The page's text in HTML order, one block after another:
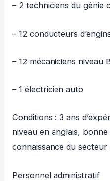
– 2 techniciens du génie
– 12 conducteurs
– 12 mécaniciens niveau
– 1 électricien auto
Conditions : 3 ans
niveau en anglais,
connaissance du secteur
Personnel administratif